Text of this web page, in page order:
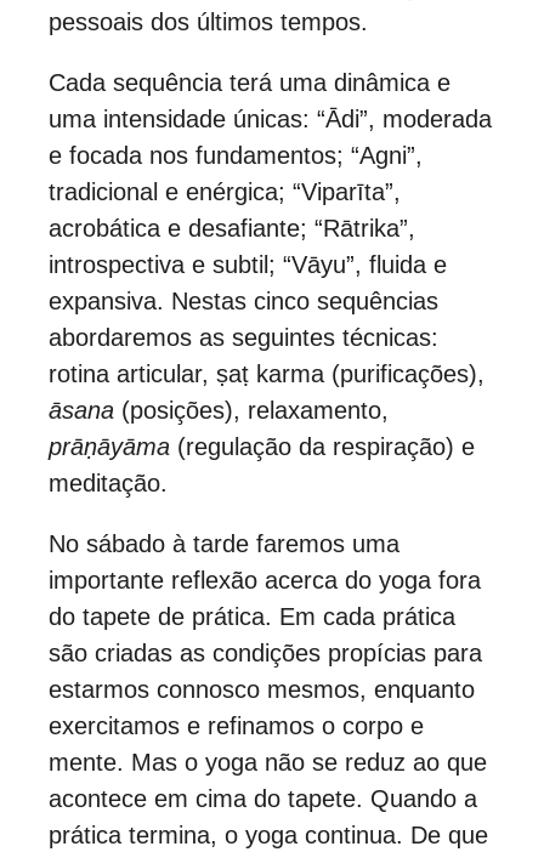
pessoais dos últimos tempos.
Cada sequência terá uma dinâmica e
uma intensidade únicas: “Ādi”, moderada
e focada nos fundamentos; “Agni”,
tradicional e enérgica; “Viparīta”,
acrobática e desafiante; “Rātrika”,
introspectiva e subtil; “Vāyu”, fluida e
expansiva. Nestas cinco sequências
abordaremos as seguintes técnicas:
rotina articular, ṣaṭ karma (purificações),
āsana (posições), relaxamento,
prāṇāyāma (regulação da respiração) e
meditação.
No sábado à tarde faremos uma
importante reflexão acerca do yoga fora
do tapete de prática. Em cada prática
são criadas as condições propícias para
estarmos connosco mesmos, enquanto
exercitamos e refinamos o corpo e
mente. Mas o yoga não se reduz ao que
acontece em cima do tapete. Quando a
prática termina, o yoga continua. De que